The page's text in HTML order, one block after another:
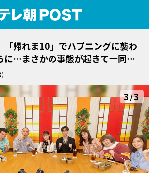
「帰れま10」でハプニングに襲わ
に…まさかの事態が起きて一同騒
3/3